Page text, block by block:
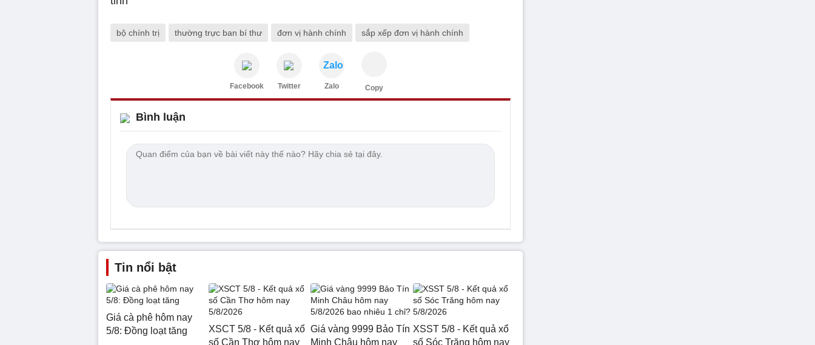
bộ chính trị thường trực ban bí thư đơn vị hành chính sắp xếp đơn vị hành chính
Facebook Twitter
Zalo
Zalo Copy
Bình luận
Tin nổi bật
Giá cà phê hôm nay
5/8: Đồng loạt tăng
XSCT 5/8 - Kết quả xổ
số Cần Thơ hôm nay
Giá vàng 9999 Bảo Tín
Minh Châu hôm nay
XSST 5/8 - Kết quả xổ
số Sóc Trăng hôm nay